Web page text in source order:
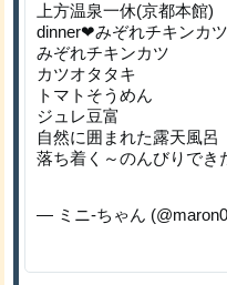
上方温泉一休(京都本館)
dinner❤みぞれチキンカ
みぞれチキンカツ
カツオタタキ
トマトそうめん
ジュレ豆富
自然に囲まれた露天風呂
落ち着く～のんびりで
— ミニ-ちゃん